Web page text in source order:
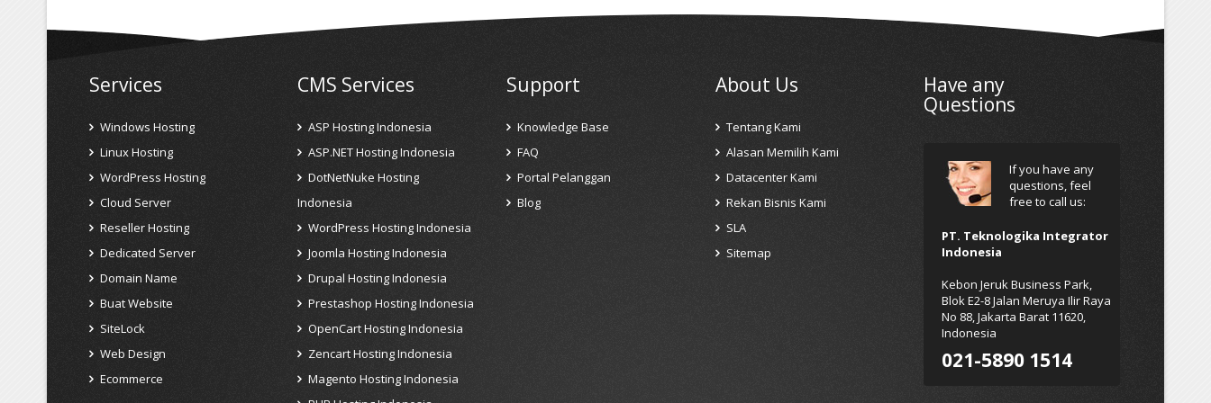
Services
Windows Hosting
Linux Hosting
WordPress Hosting
Cloud Server
Reseller Hosting
Dedicated Server
Domain Name
Buat Website
SiteLock
Web Design
Ecommerce
CMS Services
ASP Hosting Indonesia
ASP.NET Hosting Indonesia
DotNetNuke Hosting
Indonesia
WordPress Hosting Indonesia
Joomla Hosting Indonesia
Drupal Hosting Indonesia
Prestashop Hosting Indonesia
OpenCart Hosting Indonesia
Zencart Hosting Indonesia
Magento Hosting Indonesia
Support
Knowledge Base
FAQ
Portal Pelanggan
Blog
About Us
Tentang Kami
Alasan Memilih Kami
Datacenter Kami
Rekan Bisnis Kami
SLA
Sitemap
Have any
Questions
If you have any
questions, feel
free to call us:
PT. Teknologika Integrator
Indonesia
Kebon Jeruk Business Park,
Blok E2-8 Jalan Meruya Ilir Raya
No 88, Jakarta Barat 11620,
Indonesia
021-5890 1514